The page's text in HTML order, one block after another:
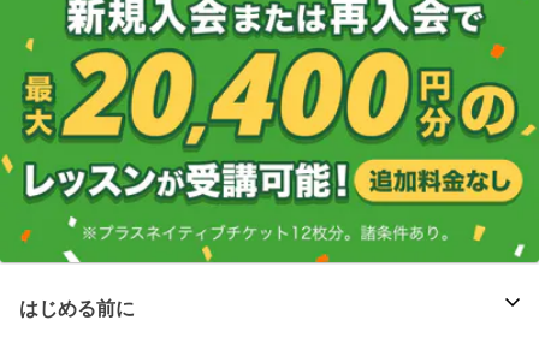
はじめる前に